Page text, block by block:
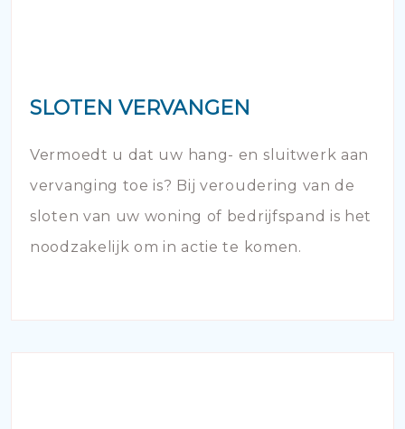
SLOTEN VERVANGEN
Vermoedt u dat uw hang- en sluitwerk aan
vervanging toe is? Bij veroudering van de
sloten van uw woning of bedrijfspand is het
noodzakelijk om in actie te komen.